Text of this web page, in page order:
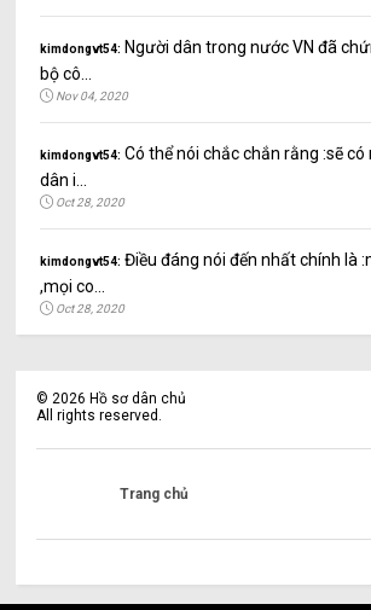
kimdongvt54: Người dân trong nước VN đã
bộ cô...
Nov 04, 2020
kimdongvt54: Có thể nói chắc chắn rằng :sẽ có
dân i...
Oct 28, 2020
kimdongvt54: Điều đáng nói đến nhất chính là
,mọi co...
Oct 28, 2020
©2026 Hồ sơ dân chủ
All rights reserved.
Trang chủ